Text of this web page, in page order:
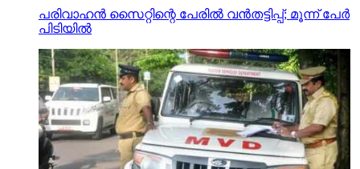
പരിവാഹന്‍ സൈറ്റിന്റെ പേരില്‍ വന്‍തട്ടിപ്പ്; മൂന്ന് പേര്‍
പിടിയില്‍